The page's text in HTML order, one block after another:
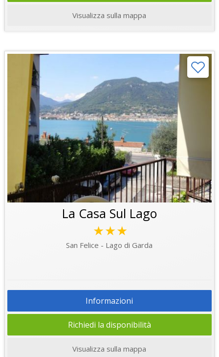
Visualizza sulla mappa
La Casa Sul Lago
★★★
San Felice - Lago di Garda
Informazioni
Richiedi la disponibilità
Visualizza sulla mappa